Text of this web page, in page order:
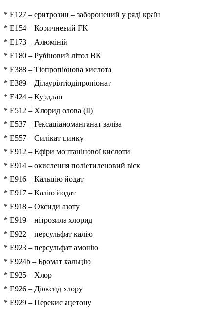
* E127 – еритрозин – заборонений у ряді країн
* E154 – Коричневий FK
* E173 – Алюміній
* E180 – Рубіновий літол ВК
* E388 – Тіопропіонова кислота
* E389 – Ділаурілтіодіпропіонат
* E424 – Курдлан
* E512 – Хлорид олова (II)
* E537 – Гексаціаноманганат заліза
* E557 – Силікат цинку
* E912 – Ефіри монтанінової кислоти
* E914 – окислення поліетиленовий віск
* E916 – Кальцію йодат
* E917 – Калію йодат
* E918 – Оксиди азоту
* E919 – нітрозила хлорид
* E922 – персульфат калію
* E923 – персульфат амонію
* E924b – Бромат кальцію
* E925 – Хлор
* E926 – Діоксид хлору
* E929 – Перекис ацетону